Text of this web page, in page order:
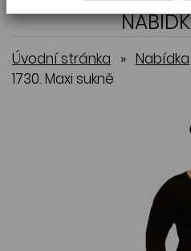
Úvodní stránka » Nabídka
1730. Maxi sukně